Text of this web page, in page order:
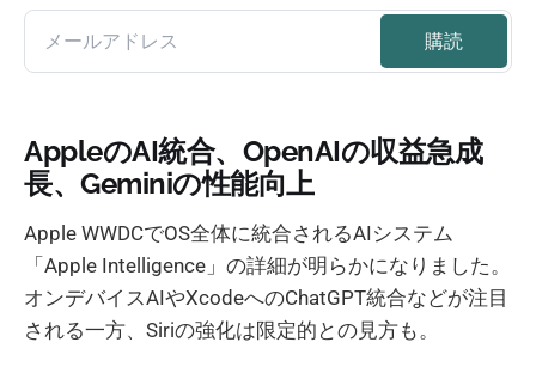
AppleのAI統合、OpenAIの収益急成
長、Geminiの性能向上
Apple WWDCでOS全体に統合されるAIシステム
「Apple Intelligence」の詳細が明らかになりました。
オンデバイスAIやXcodeへのChatGPT統合などが注目
される一方、Siriの強化は限定的との見方も。